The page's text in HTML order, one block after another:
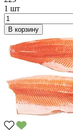
1 шт
В корзину